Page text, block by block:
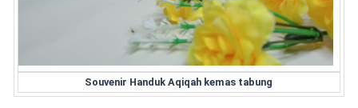
Souvenir Handuk Aqiqah kemas tabung